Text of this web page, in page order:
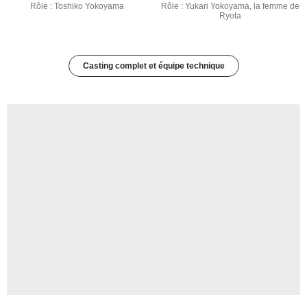
Rôle : Toshiko Yokoyama
Rôle : Yukari Yokoyama, la femme de
Ryota
Casting complet et équipe technique